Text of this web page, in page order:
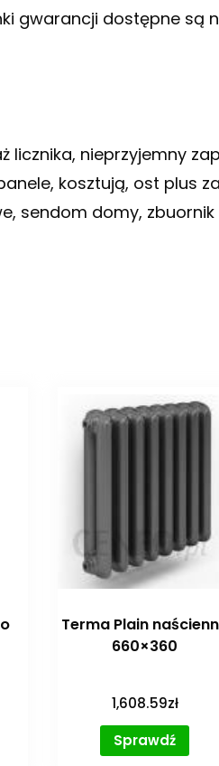
gwarancji dostępne są
nieprzyjemny
kosztują, ost plus
sendom domy, zbuornik
Terma Plain
660×360
1,608.59zł
Sprawdź